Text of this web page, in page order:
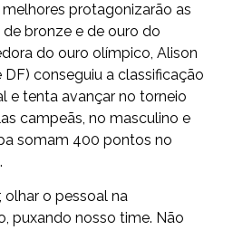
protagonizarão as
bronze e de ouro do
do ouro olímpico, Alison
DF) conseguiu a classificação
e tenta avançar no torneio
campeãs, no masculino e
somam 400 pontos no
olhar o pessoal na
puxando nosso time. Não